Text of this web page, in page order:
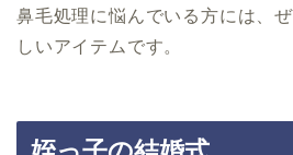
鼻毛処理に悩んでいる方には、
しいアイテムです。